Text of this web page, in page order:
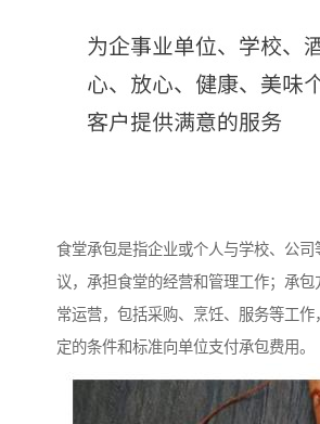
食堂承包是指企业或个人与学校、公司
议，承担食堂的经营和管理工作；承包
常运营，包括采购、烹饪、服务等工作
定的条件和标准向单位支付承包费用。